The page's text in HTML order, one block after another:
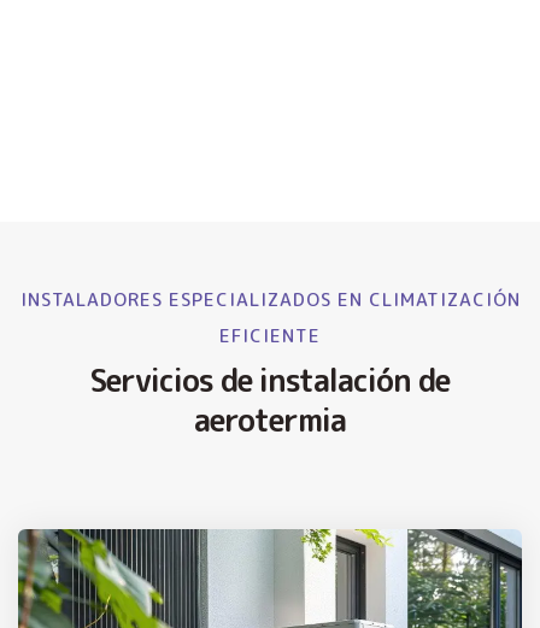
INSTALADORES ESPECIALIZADOS EN CLIMATIZACIÓN
EFICIENTE
Servicios de instalación de
aerotermia